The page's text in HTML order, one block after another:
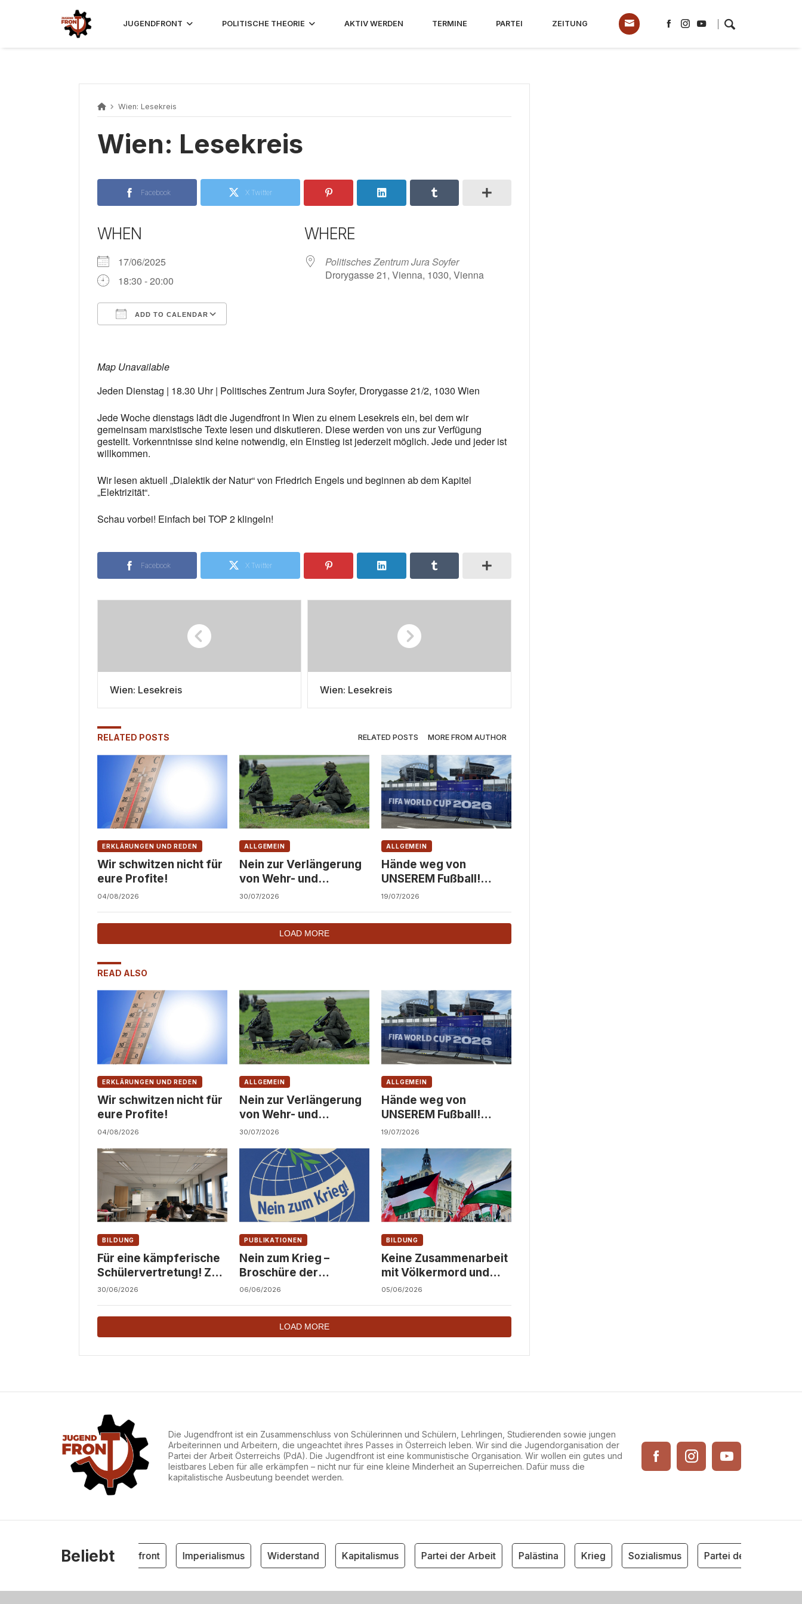
JUGENDFRONT POLITISCHE THEORIE AKTIV WERDEN TERMINE PARTEI ZEITUNG
Wien: Lesekreis
Wien: Lesekreis
Facebook X Twitter
WHEN
17/06/2025
18:30 - 20:00
ADD TO CALENDAR
WHERE
Politisches Zentrum Jura Soyfer
Drorygasse 21, Vienna, 1030, Vienna
Map Unavailable
Jeden Dienstag | 18.30 Uhr | Politisches Zentrum Jura Soyfer, Drorygasse 21/2, 1030 Wien
Jede Woche dienstags lädt die Jugendfront in Wien zu einem Lesekreis ein, bei dem wir
gemeinsam marxistische Texte lesen und diskutieren. Diese werden von uns zur Verfügung
gestellt. Vorkenntnisse sind keine notwendig, ein Einstieg ist jederzeit möglich. Jede und jeder ist
willkommen.
Wir lesen aktuell „Dialektik der Natur“ von Friedrich Engels und beginnen ab dem Kapitel
„Elektrizität“.
Schau vorbei! Einfach bei TOP 2 klingeln!
Facebook X Twitter
Wien: Lesekreis Wien: Lesekreis
RELATED POSTS RELATED POSTS MORE FROM AUTHOR
ERKLÄRUNGEN UND REDEN
Wir schwitzen nicht für
eure Profite!
04/08/2026
ALLGEMEIN
Nein zur Verlängerung
von Wehr- und
Zivildienst!
30/07/2026
ALLGEMEIN
Hände weg von
UNSEREM Fußball!
Solidarität statt
19/07/2026
LOAD MORE
READ ALSO
ERKLÄRUNGEN UND REDEN
Wir schwitzen nicht für
eure Profite!
04/08/2026
ALLGEMEIN
Nein zur Verlängerung
von Wehr- und
Zivildienst!
30/07/2026
ALLGEMEIN
Hände weg von
UNSEREM Fußball!
Solidarität statt
19/07/2026
BILDUNG
Für eine kämpferische
Schülervertretung! Zu
den LSV-Wahlen
30/06/2026
PUBLIKATIONEN
Nein zum Krieg –
Broschüre der
Jugendfront
06/06/2026
BILDUNG
Keine Zusammenarbeit
mit Völkermord und
Besatzung an
Hochschulen!
05/06/2026
LOAD MORE
Die Jugendfront ist ein Zusammenschluss von Schülerinnen und Schülern, Lehrlingen, Studierenden sowie jungen
Arbeiterinnen und Arbeitern, die ungeachtet ihres Passes in Österreich leben. Wir sind die Jugendorganisation der
Partei der Arbeit Österreichs (PdA). Die Jugendfront ist eine kommunistische Organisation. Wir wollen ein gutes und
leistbares Leben für alle erkämpfen – nicht nur für eine kleine Minderheit an Superreichen. Dafür muss die
kapitalistische Ausbeutung beendet werden.
BeliebtJugendfront Imperialismus Widerstand Kapitalismus Partei der Arbeit Palästina Krieg Sozialismus Partei der Arbeit